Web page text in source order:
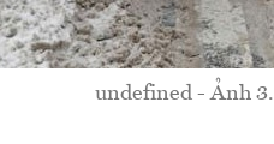
undefined - Ảnh 3.